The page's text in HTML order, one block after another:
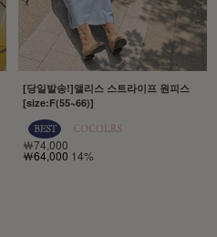
[당일발송!]앨리스 스트라이프 원피스
[size:F(55~66)]
￦74,000
￦64,000 14%